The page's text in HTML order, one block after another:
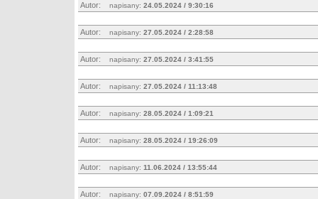
Autor: napisany: 24.05.2024 / 9:30:16
Autor: napisany: 27.05.2024 / 2:28:58
Autor: napisany: 27.05.2024 / 3:41:55
Autor: napisany: 27.05.2024 / 11:13:48
Autor: napisany: 28.05.2024 / 1:09:21
Autor: napisany: 28.05.2024 / 19:26:09
Autor: napisany: 11.06.2024 / 13:55:44
Autor: napisany: 07.09.2024 / 8:51:59